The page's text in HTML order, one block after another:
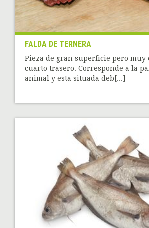
FALDA DE TERNERA
Pieza de gran superficie pero muy
cuarto trasero. Corresponde a la
animal y esta situada deb[...]